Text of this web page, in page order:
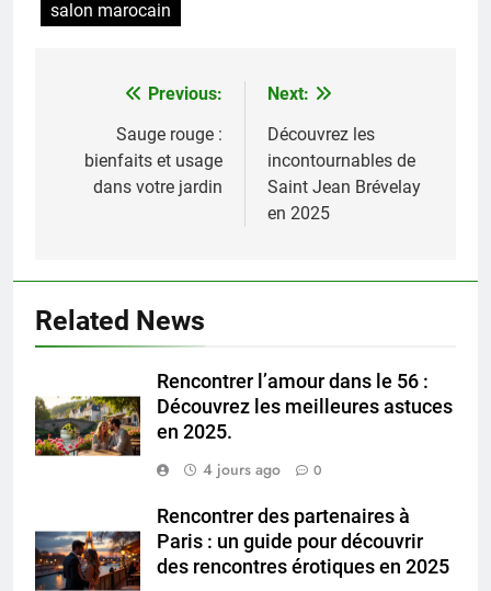
salon marocain
Navigation
l’article
Previous:
Sauge rouge :
bienfaits et usage
dans votre jardin
Next:
Découvrez les
incontournables de
Saint Jean Brévelay
en 2025
Related News
Rencontrer l’amour dans le 56 :
Découvrez les meilleures astuces
en 2025.
4 jours ago
0
Rencontrer des partenaires à
Paris : un guide pour découvrir
des rencontres érotiques en 2025